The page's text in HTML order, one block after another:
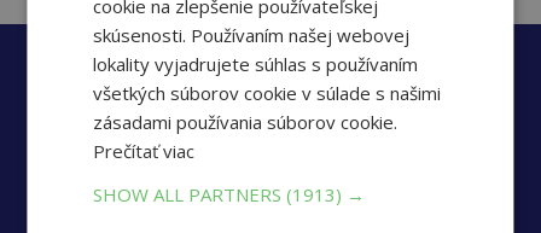
cookie na zlepšenie používateľskej
skúsenosti. Používaním našej webovej
lokality vyjadrujete súhlas s používaním
všetkých súborov cookie v súlade s našimi
zásadami používania súborov cookie.
Prečítať viac
SHOW ALL PARTNERS(1913) →